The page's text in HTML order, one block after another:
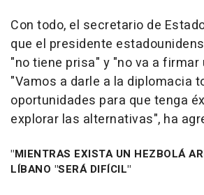
Con todo, el secretario de
que el presidente
"no tiene prisa" y "no va a firmar
"Vamos a darle a la diplomacia
oportunidades para que tenga
explorar las alternativas", ha
"MIENTRAS EXISTA UN HEZBOLÁ
LÍBANO "SERÁ DIFÍCIL"